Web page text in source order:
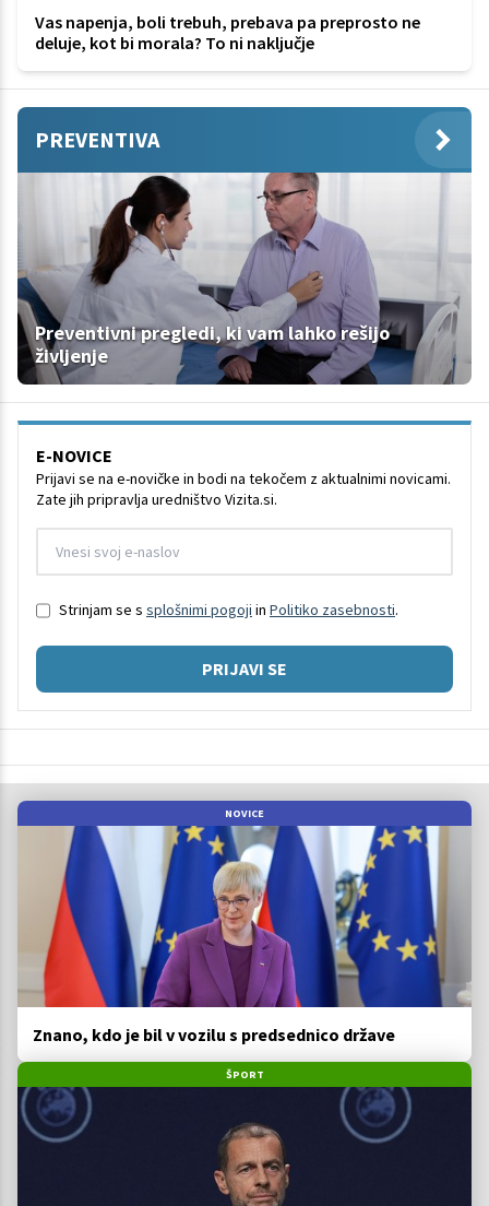
Vas napenja, boli trebuh, prebava pa preprosto ne
deluje, kot bi morala? To ni naključje
PREVENTIVA
Preventivni pregledi, ki vam lahko rešijo
življenje
E-NOVICE
Prijavi se na e-novičke in bodi na tekočem z aktualnimi novicami.
Zate jih pripravlja uredništvo Vizita.si.
Strinjam se s splošnimi pogoji in Politiko zasebnosti.
PRIJAVI SE
NOVICE
Znano, kdo je bil v vozilu s predsednico države
ŠPORT